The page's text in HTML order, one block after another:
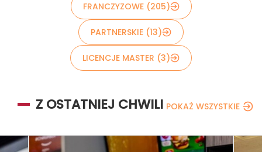
FRANCZYZOWE (205)
PARTNERSKIE (13)
LICENCJE MASTER (3)
Z OSTATNIEJ CHWILI POKAŻ WSZYSTKIE